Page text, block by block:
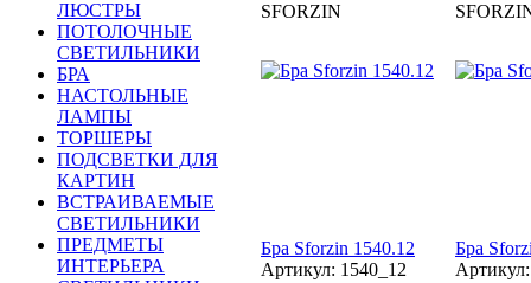
ЛЮСТРЫ
ПОТОЛОЧНЫЕ
СВЕТИЛЬНИКИ
БРА
НАСТОЛЬНЫЕ
ЛАМПЫ
ТОРШЕРЫ
ПОДСВЕТКИ ДЛЯ
КАРТИН
ВСТРАИВАЕМЫЕ
СВЕТИЛЬНИКИ
ПРЕДМЕТЫ
ИНТЕРЬЕРА
SFORZIN
Бра Sforzin 1540.12
Артикул: 1540_12
Бра